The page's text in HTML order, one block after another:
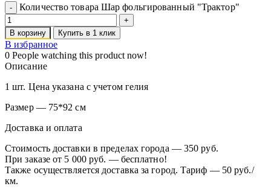
Количество товара Шар фольгированный "Трактор"
В корзину Купить в 1 клик
В избранное
0 People watching this product now!
Описание
1 шт. Цена указана с учетом гелия
Размер — 75*92 см
Доставка и оплата
Стоимость доставки в пределах города — 350 руб.
При заказе от 5 000 руб. — бесплатно!
Также осуществляется доставка за город. Тариф — 50 руб./
км.